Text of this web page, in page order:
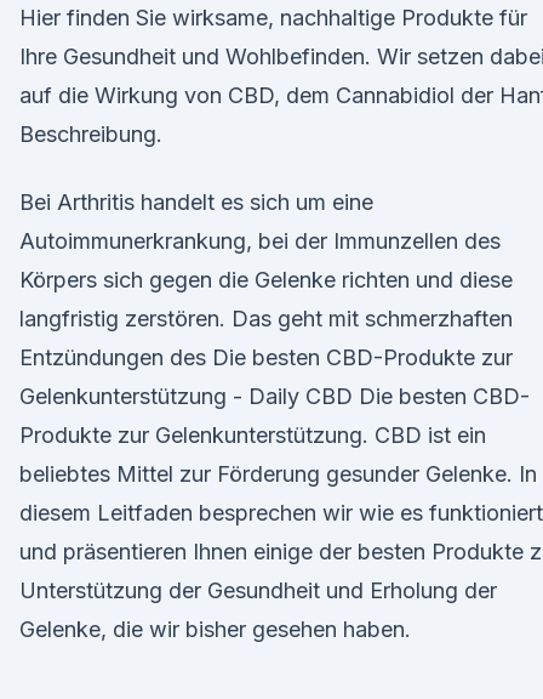
Hier finden Sie wirksame, nachhaltige Produkte für
Ihre Gesundheit und Wohlbefinden. Wir setzen
auf die Wirkung von CBD, dem Cannabidiol der
Beschreibung.
Bei Arthritis handelt es sich um eine
Autoimmunerkrankung, bei der Immunzellen des
Körpers sich gegen die Gelenke richten und diese
langfristig zerstören. Das geht mit schmerzhaften
Entzündungen des Die besten CBD-Produkte zur
Gelenkunterstützung - Daily CBD Die besten CBD-
Produkte zur Gelenkunterstützung. CBD ist ein
beliebtes Mittel zur Förderung gesunder Gelenke. In
diesem Leitfaden besprechen wir wie es funktioniert
und präsentieren Ihnen einige der besten Produkte
Unterstützung der Gesundheit und Erholung der
Gelenke, die wir bisher gesehen haben.